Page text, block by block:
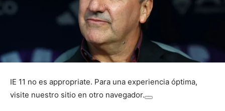
IE 11 no es appropriate. Para una experiencia óptima,
visite nuestro sitio en otro navegador.